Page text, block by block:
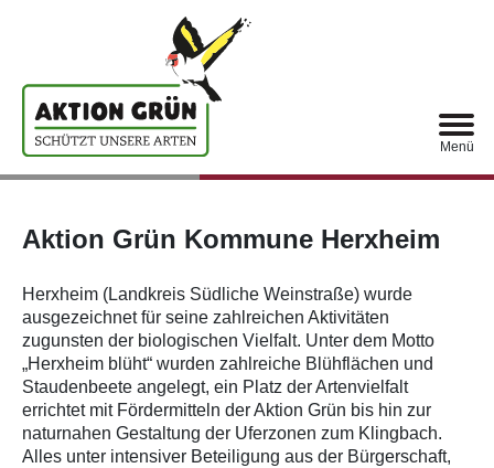
Menü
Aktion Grün Kommune
Aktion Grün Kommune Herxheim
Herxheim (Landkreis Südliche Weinstraße) wurde
ausgezeichnet für seine zahlreichen Aktivitäten
zugunsten der biologischen Vielfalt. Unter dem Motto
„Herxheim blüht“ wurden zahlreiche Blühflächen und
Staudenbeete angelegt, ein Platz der Artenvielfalt
errichtet mit Fördermitteln der Aktion Grün bis hin zur
naturnahen Gestaltung der Uferzonen zum Klingbach.
Alles unter intensiver Beteiligung aus der Bürgerschaft,